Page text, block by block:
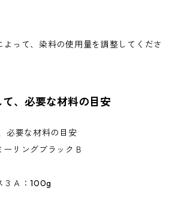
って、染料の使用量を調整してくださ
、必要な材料の目安
必要な材料の目安
リングブラックＢ
３Ａ：100g